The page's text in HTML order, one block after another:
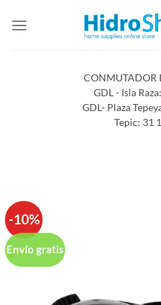
CONMUTADOR
GDL - Isla
GDL- Plaza
Tepic: 31
-10%
Envío gratis